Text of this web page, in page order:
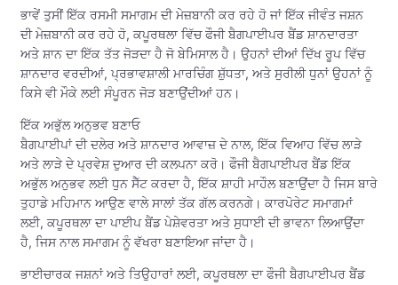
ਭਾਵੇਂ ਤੁਸੀਂ ਇੱਕ ਰਸਮੀ ਸਮਾਗਮ ਦੀ ਮੇਜ਼ਬਾਨੀ ਕਰ ਰਹੇ ਹੋ ਜਾਂ ਇੱਕ ਜੀਵੰਤ ਜਸ਼ਨ
ਦੀ ਮੇਜ਼ਬਾਨੀ ਕਰ ਰਹੇ ਹੋ, ਕਪੂਰਥਲਾ ਵਿੱਚ ਫੌਜੀ ਬੈਗਪਾਈਪਰ ਬੈਂਡ ਸ਼ਾਨਦਾਰਤਾ
ਅਤੇ ਸ਼ਾਨ ਦਾ ਇੱਕ ਤੱਤ ਜੋੜਦਾ ਹੈ ਜੋ ਬੇਮਿਸਾਲ ਹੈ। ਉਹਨਾਂ ਦੀਆਂ ਦਿੱਖ ਰੂਪ ਵਿੱਚ
ਸ਼ਾਨਦਾਰ ਵਰਦੀਆਂ, ਪ੍ਰਭਾਵਸ਼ਾਲੀ ਮਾਰਚਿੰਗ ਸ਼ੁੱਧਤਾ, ਅਤੇ ਸੁਰੀਲੀ ਧੁਨਾਂ ਉਹਨਾਂ ਨੂੰ
ਕਿਸੇ ਵੀ ਮੌਕੇ ਲਈ ਸੰਪੂਰਨ ਜੋੜ ਬਣਾਉਂਦੀਆਂ ਹਨ।
ਇੱਕ ਅਭੁੱਲ ਅਨੁਭਵ ਬਣਾਓ
ਬੈਗਪਾਈਪਾਂ ਦੀ ਦਲੇਰ ਅਤੇ ਸ਼ਾਨਦਾਰ ਆਵਾਜ਼ ਦੇ ਨਾਲ, ਇੱਕ ਵਿਆਹ ਵਿੱਚ ਲਾੜੇ
ਅਤੇ ਲਾੜੇ ਦੇ ਪ੍ਰਵੇਸ਼ ਦੁਆਰ ਦੀ ਕਲਪਨਾ ਕਰੋ। ਫੌਜੀ ਬੈਗਪਾਈਪਰ ਬੈਂਡ ਇੱਕ
ਅਭੁੱਲ ਅਨੁਭਵ ਲਈ ਧੁਨ ਸੈੱਟ ਕਰਦਾ ਹੈ, ਇੱਕ ਸ਼ਾਹੀ ਮਾਹੌਲ ਬਣਾਉਂਦਾ ਹੈ ਜਿਸ ਬਾਰੇ
ਤੁਹਾਡੇ ਮਹਿਮਾਨ ਆਉਣ ਵਾਲੇ ਸਾਲਾਂ ਤੱਕ ਗੱਲ ਕਰਨਗੇ। ਕਾਰਪੋਰੇਟ ਸਮਾਗਮਾਂ
ਲਈ, ਕਪੂਰਥਲਾ ਦਾ ਪਾਈਪ ਬੈਂਡ ਪੇਸ਼ੇਵਰਤਾ ਅਤੇ ਸੁਧਾਈ ਦੀ ਭਾਵਨਾ ਲਿਆਉਂਦਾ
ਹੈ, ਜਿਸ ਨਾਲ ਸਮਾਗਮ ਨੂੰ ਵੱਖਰਾ ਬਣਾਇਆ ਜਾਂਦਾ ਹੈ।
ਭਾਈਚਾਰਕ ਜਸ਼ਨਾਂ ਅਤੇ ਤਿਉਹਾਰਾਂ ਲਈ, ਕਪੂਰਥਲਾ ਦਾ ਫੌਜੀ ਬੈਗਪਾਈਪਰ ਬੈਂਡ